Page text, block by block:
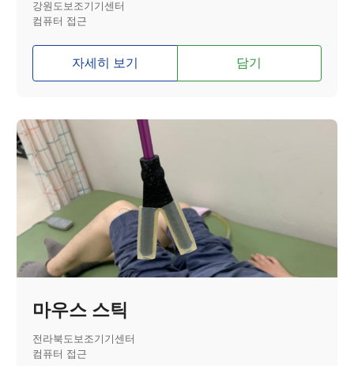
강원도보조기기센터
컴퓨터 접근
자세히 보기 담기
마우스 스틱
전라북도보조기기센터
컴퓨터 접근